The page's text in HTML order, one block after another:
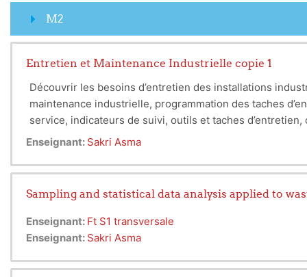
M2
Entretien et Maintenance Industrielle copie 1
Découvrir les besoins d’entretien des installations
maintenance industrielle, programmation des taches
service, indicateurs de suivi, outils et taches
en œuvre d’activités de maintenance industrielle.
Enseignant: Sakri Asma
Sampling and statistical data analysis applied to
Enseignant: Ft S1 transversale
Enseignant: Sakri Asma